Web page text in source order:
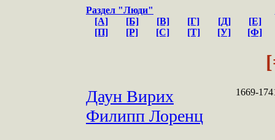
Раздел "Люди"
[А]
[Б] [В] [Г] [Д]
[Е]
[П]
[Р] [С] [Т] [У] [Ф]
Даун Вирих
Филипп Лоренц
1669-